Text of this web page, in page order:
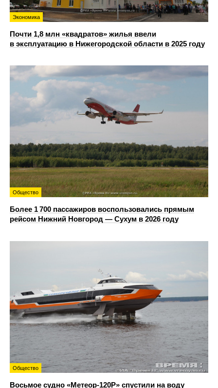
Экономика
Почти 1,8 млн «квадратов» жилья ввели
в эксплуатацию в Нижегородской области в 2025 году
Общество
Более 1 700 пассажиров воспользовались прямым
рейсом Нижний Новгород — Сухум в 2026 году
Общество
Восьмое судно «Метеор-120Р» спустили на воду